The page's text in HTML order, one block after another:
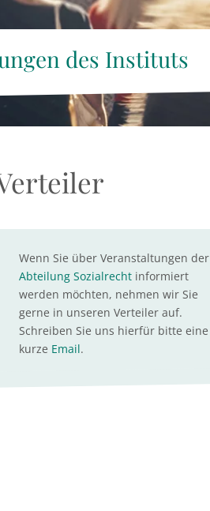
des Instituts
Wenn Sie über Veranstaltungen der
Abteilung Sozialrechtinformiert
werden möchten, nehmen wir Sie
gerne in unseren Verteiler auf.
Schreiben Sie uns hierfür bitte eine
kurze Email.